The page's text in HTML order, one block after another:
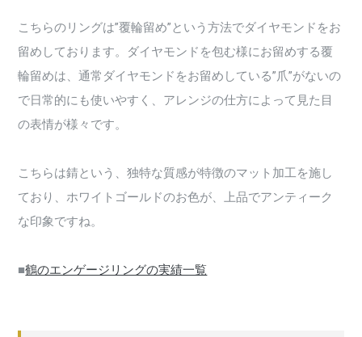
こちらのリングは”覆輪留め”という方法でダイヤモンドをお
留めしております。ダイヤモンドを包む様にお留めする覆
輪留めは、通常ダイヤモンドをお留めしている”爪”がないの
で日常的にも使いやすく、アレンジの仕方によって見た目
の表情が様々です。
こちらは錆という、独特な質感が特徴のマット加工を施し
ており、ホワイトゴールドのお色が、上品でアンティーク
な印象ですね。
■鶴のエンゲージリングの実績一覧